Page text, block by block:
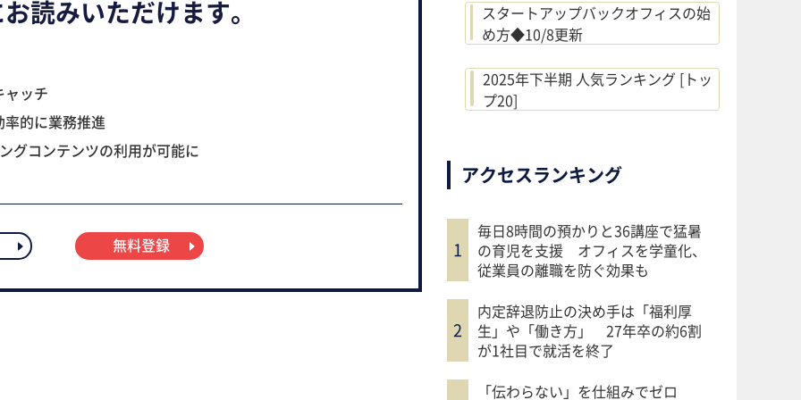
スタートアップバックオフィスの始
め方◆10/8更新
2025年下半期 人気ランキング [トッ
プ20]
アクセスランキング
毎日8時間の預かりと36講座で猛暑
の育児を支援 オフィスを学童化、
従業員の離職を防ぐ効果も
内定辞退防止の決め手は「福利厚
生」や「働き方」 27年卒の約6割
が1社目で就活を終了
「伝わらない」を仕組みでゼロ
読みいただけます。
ャッチ
的に業務推進
グコンテンツの利用が可能に
無料登録